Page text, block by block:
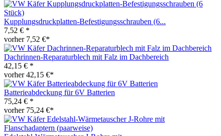
Kupplungsdruckplatten-Befestigungsschrauben (6...
7,52 € *
vorher 7,52 €*
Dachrinnen-Reparaturblech mit Falz im Dachbereich
42,15 € *
vorher 42,15 €*
Batterieabdeckung für 6V Batterien
75,24 € *
vorher 75,24 €*